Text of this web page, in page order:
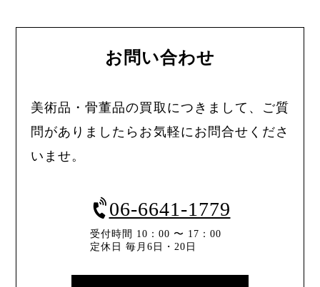
お問い合わせ
美術品・骨董品の買取につきまして、ご質
問がありましたらお気軽にお問合せくださ
いませ。
06-6641-1779
受付時間 10：00 〜 17：00
定休日 毎月6日・20日